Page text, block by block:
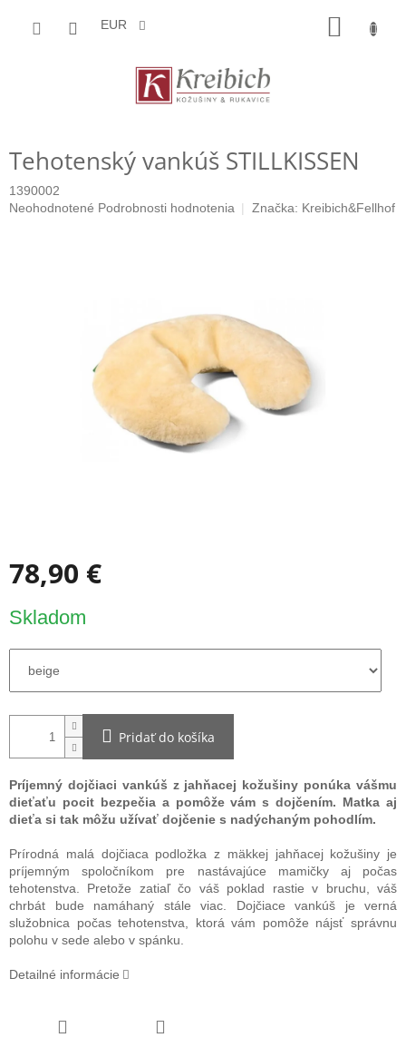
EUR
Tehotenský vankúš STILLKISSEN
1390002
Priemerné
Neohodnotené Podrobnosti hodnotenia Značka: Kreibich&Fellhof
78,90 €
cena:
Skladom
Pridať do košíka
Príjemný dojčiaci vankúš z jahňacej kožušiny ponúka vášmu
dieťaťu pocit bezpečia a pomôže vám s dojčením. Matka aj
dieťa si tak môžu užívať dojčenie s nadýchaným pohodlím.
Prírodná malá dojčiaca podložka z mäkkej jahňacej kožušiny je
príjemným spoločníkom pre nastávajúce mamičky aj počas
tehotenstva. Pretože zatiaľ čo váš poklad rastie v bruchu, váš
chrbát bude namáhaný stále viac. Dojčiace vankúš je verná
služobnica počas tehotenstva, ktorá vám pomôže nájsť správnu
polohu v sede alebo v spánku.
Detailné informácie